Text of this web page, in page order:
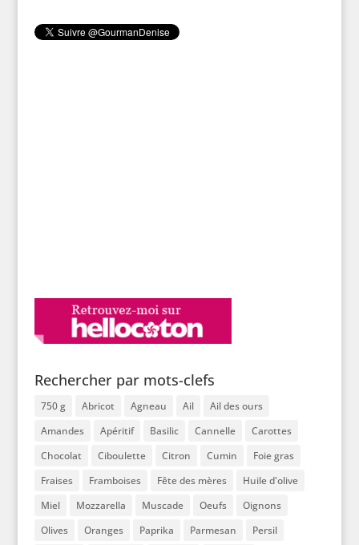
Rechercher par mots-clefs
750 g Abricot Agneau Ail
Ail des ours
Amandes
Apéritif Basilic Cannelle
Carottes
Chocolat
Ciboulette Citron Cumin
Foie gras
Fraises
Framboises Fête des mères
Huile d'olive
Miel
Mozzarella Muscade Oeufs
Oignons
Olives
Oranges Paprika Parmesan Persil